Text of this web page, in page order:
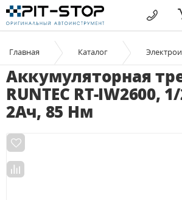
Главная Каталог
Аккумуляторная
RUNTEC RT-IW2600,
2Ач, 85 Нм